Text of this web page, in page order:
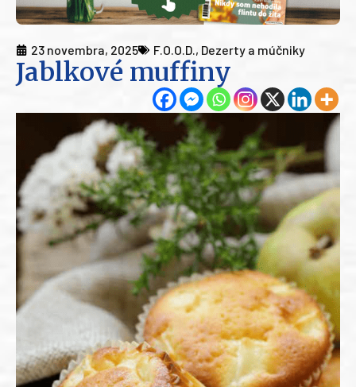
23 novembra, 2025 F.O.O.D., Dezerty a múčniky
Jablkové muffiny